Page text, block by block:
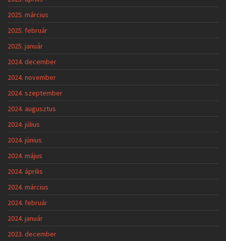
2025. március
2025. február
2025. január
2024. december
2024. november
2024. szeptember
2024. augusztus
2024. július
2024. június
2024. május
2024. április
2024. március
2024. február
2024. január
2023. december